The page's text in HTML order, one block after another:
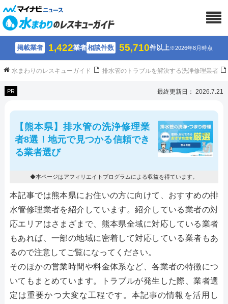
掲載業者 1,422業者相談件数 55,710件以上※2026年8月時点
水まわりのレスキューガイド 排水管のトラブルを解決する洗浄修理業者
PR 最終更新日： 2026.7.21
【熊本県】排水管の洗浄修理業
者8選！地元で見つかる信頼でき
る業者選び
◆本ページはアフィリエイトプログラムによる収益を得ています。
本記事では熊本県にお住いの方に向けて、おすすめの排
水管修理業者を紹介しています。紹介している業者の対
応エリアはさまざまで、熊本県全域に対応している業者
もあれば、一部の地域に密着して対応している業者もあ
るので注意してご覧になってください。
そのほかの営業時間や料金体系など、各業者の特徴につ
いてもまとめています。トラブルが発生した際、業者選
定は重要かつ大変な工程です。本記事の情報を活用し